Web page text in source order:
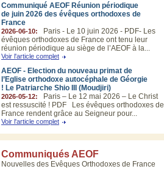
Communiqué AEOF Réunion périodique
de juin 2026 des évêques orthodoxes de
France
2026-06-10:
Paris - Le 10 juin 2026 - PDF- Les
évêques orthodoxes de France ont tenu leur
réunion périodique au siège de l’AEOF à la...
Voir l'article complet
AEOF - Election du nouveau primat de
l’Eglise orthodoxe autocéphale de Géorgie
! Le Patriarche Shio III (Moudjiri)
2026-05-12:
Paris – Le 12 mai 2026 – Le Christ
est ressuscité ! PDF Les évêques orthodoxes de
France rendent grâce au Seigneur pour...
Voir l'article complet
Communiqués AEOF
Nouvelles des Evêques Orthodoxes de France